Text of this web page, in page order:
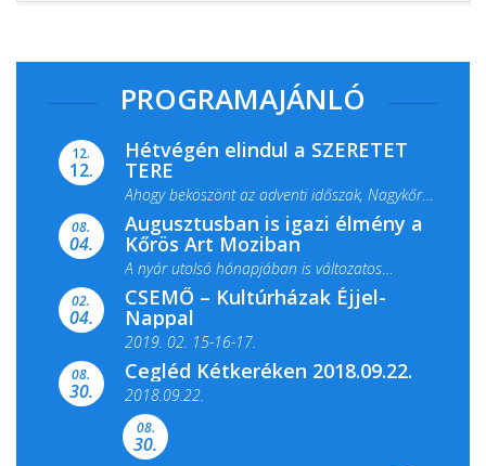
PROGRAMAJÁNLÓ
12.
12.
Hétvégén elindul a SZERETET
TERE
Ahogy beköszönt az adventi időszak, Nagykőrös
ismét megtelik ünnepi fénnyel és közös...
08.
04.
Augusztusban is igazi élmény a
Kőrös Art Moziban
A nyár utolsó hónapjában is változatos
filmkínálattal, családi...
02.
04.
CSEMŐ – Kultúrházak Éjjel-
Nappal
2019. 02. 15-16-17.
Színes és tartalmas programokkal várja a
Csemői Községi Könyvtár és...
08.
30.
Cegléd Kétkeréken 2018.09.22.
2018.09.22.
08.
30.